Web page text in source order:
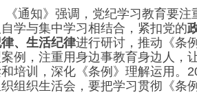
《通知》强调，党纪学习教育要
自学与集中学习相结合，紧扣党的
、生活纪律进行研讨，推动《条
例，注重用身边事教育身边人，
培训，深化《条例》理解运用。
组织生活会，要把学习贯彻《条